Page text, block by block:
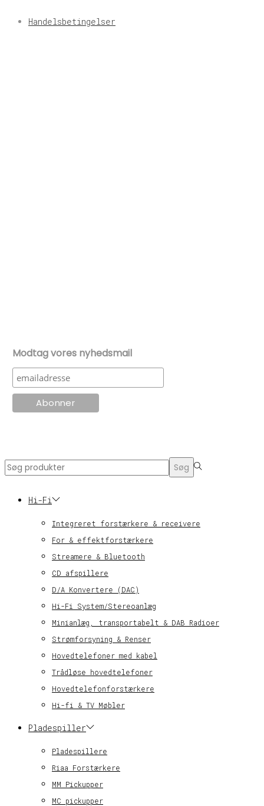
Handelsbetingelser
Modtag vores nyhedsmail
Search
Søg
Hi-Fi
Integreret forstærkere & receivere
For & effektforstærkere
Streamere & Bluetooth
CD afspillere
D/A Konvertere (DAC)
Hi-Fi System/Stereoanlæg
Minianlæg, transportabelt & DAB Radioer
Strømforsyning & Renser
Hovedtelefoner med kabel
Trådløse hovedtelefoner
Hovedtelefonforstærkere
Hi-fi & TV Møbler
Pladespiller
Pladespillere
Riaa Forstærkere
MM Pickupper
MC pickupper